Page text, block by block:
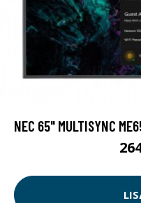
NEC 65" MULTISYNC